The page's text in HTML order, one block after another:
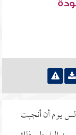
يوم أن أنجبت